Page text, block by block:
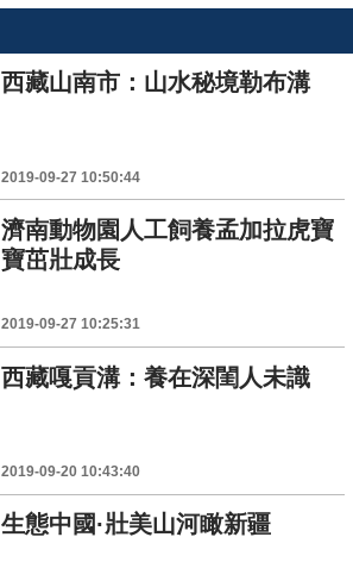
西藏山南市：山水秘境勒布溝
2019-09-27 10:50:44
濟南動物園人工飼養孟加拉虎寶
寶茁壯成長
2019-09-27 10:25:31
西藏嘎貢溝：養在深閨人未識
2019-09-20 10:43:40
生態中國·壯美山河瞰新疆